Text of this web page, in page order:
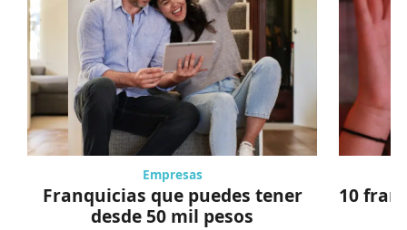
Empresas
Franquicias que puedes tener
desde 50 mil pesos
10